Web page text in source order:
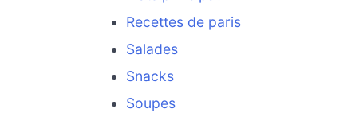
Recettes de paris
Salades
Snacks
Soupes